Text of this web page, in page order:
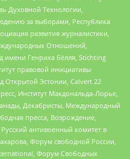
Духовной Технологии,
за выборами, Республика
развития журналистики,
Отношений,
Генриха Бёлля, Stichting
правовой инициативы
Эстонии, Calvert 22
Институт Макдональда-Лорье,
Декабристы, Международный
пресса, Возрождение,
антивоенный комитет в
Форум свободной России,
Форум Свободных